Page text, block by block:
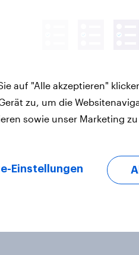
Symbole unter
durchgeführt.
Wochen und Monate
auf "Alle akzeptieren"
zu, um die
sowie unser Marketing
Einstellungen